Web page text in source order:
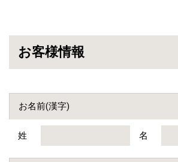
お客様情報
お名前(漢字)
姓 名